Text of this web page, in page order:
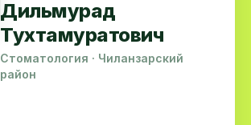
Дильмурад
Тухтамуратович
Стоматология · Чиланзарский
район